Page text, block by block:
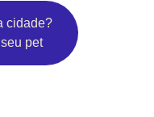
cidade?
pet